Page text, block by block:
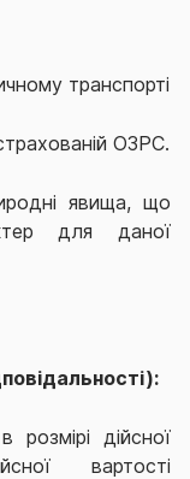
транспорті
ОЗРС.
явища, що
для даної
дійсної
вартості